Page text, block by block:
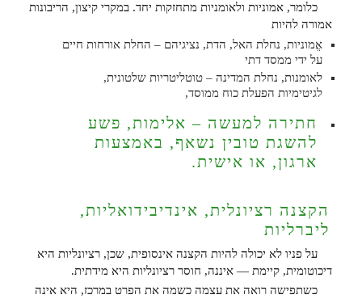
כלומר, אמוניות ולאומניות מתחזקות יחד. במקרי קיצון, הריבונות
אמורה להיות
אֱמוניות, נחלת האל, הדת, נציגיהם – החלת אורחות חיים
על ידי ממסד דתי
לאומנות, נחלת המדינה – טוטליטריות שלטונית,
לגיטימיות הפעלת כוח ממוסד,
חתירה למעשה – אלימות, פשע
להשגת טובין נשאף, באמצעות
ארגון, או אישית.
הקצנה רציונלית, אינדיבידואליות,
ליברליות
על פניו לא יכולה להיות הקצנה אינסופית, שכן, רציונליות היא
דיכוטומית, קיימת — איננה, חוסר רציונליות היא מידתית.
כשתפישה רואה את עצמה כשמה את הפרט במרכז, היא אינה